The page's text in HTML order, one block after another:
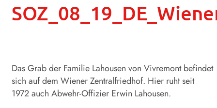
Das Grab der Familie Lahousen von Vivremont befindet
sich auf dem Wiener Zen­tralfriedhof. Hier ruht seit
1972 auch Abwehr-Offizier Erwin Lahousen.